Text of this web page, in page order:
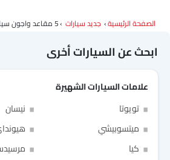
الصفحة الرئيسية جديد سيارات 5 مقاعد واجون سيارات في العربية السعودية
ابحث عن السيارات أخرى
علامات السيارات الشهيرة
تويوتا
نيسان
ميتسوبيشي
كيا